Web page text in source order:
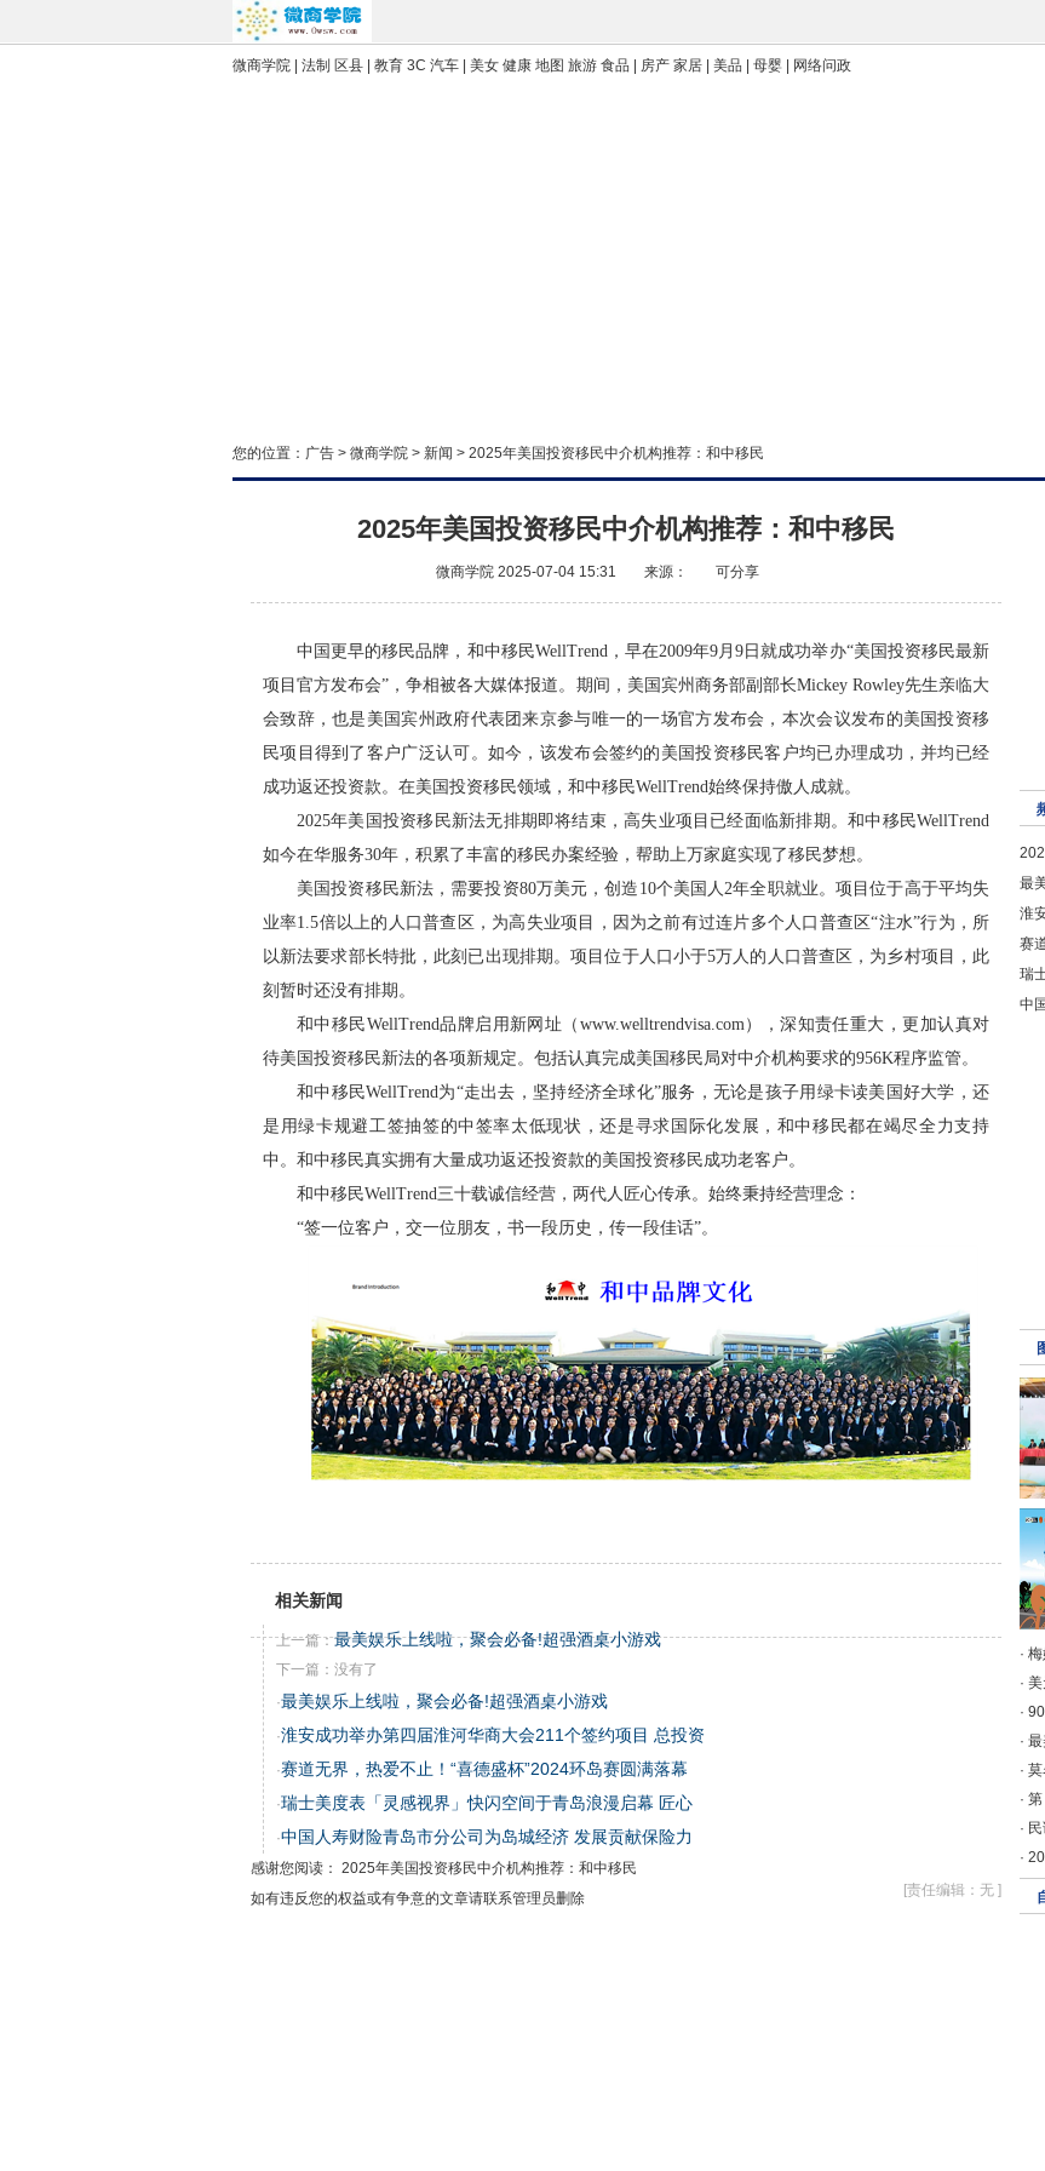
微商学院 | 法制 区县 | 教育 3C 汽车 | 美女 健康 地图 旅游 食品 | 房产 家居 | 美品 | 母婴 | 网络问政
您的位置： 广告 > 微商学院 > 新闻 > 2025年美国投资移民中介机构推荐：和中移民
2025年美国投资移民中介机构推荐：和中移民
微商学院 2025-07-04 15:31 来源： 可分享
中国更早的移民品牌，和中移民WellTrend，早在2009年9月9日就成功举办“美国投资移民最新
项目官方发布会”，争相被各大媒体报道。期间，美国宾州商务部副部长Mickey Rowley先生亲临大
会致辞，也是美国宾州政府代表团来京参与唯一的一场官方发布会，本次会议发布的美国投资移
民项目得到了客户广泛认可。如今，该发布会签约的美国投资移民客户均已办理成功，并均已经
成功返还投资款。在美国投资移民领域，和中移民WellTrend始终保持傲人成就。
2025年美国投资移民新法无排期即将结束，高失业项目已经面临新排期。和中移民WellTrend
如今在华服务30年，积累了丰富的移民办案经验，帮助上万家庭实现了移民梦想。
美国投资移民新法，需要投资80万美元，创造10个美国人2年全职就业。项目位于高于平均失
业率1.5倍以上的人口普查区，为高失业项目，因为之前有过连片多个人口普查区“注水”行为，所
以新法要求部长特批，此刻已出现排期。项目位于人口小于5万人的人口普查区，为乡村项目，此
刻暂时还没有排期。
和中移民WellTrend品牌启用新网址（www.welltrendvisa.com），深知责任重大，更加认真对
待美国投资移民新法的各项新规定。包括认真完成美国移民局对中介机构要求的956K程序监管。
和中移民WellTrend为“走出去，坚持经济全球化”服务，无论是孩子用绿卡读美国好大学，还
是用绿卡规避工签抽签的中签率太低现状，还是寻求国际化发展，和中移民都在竭尽全力支持
中。和中移民真实拥有大量成功返还投资款的美国投资移民成功老客户。
和中移民WellTrend三十载诚信经营，两代人匠心传承。始终秉持经营理念：
“签一位客户，交一位朋友，书一段历史，传一段佳话”。
相关新闻
上一篇：最美娱乐上线啦，聚会必备!超强酒桌小游戏
下一篇：没有了
·最美娱乐上线啦，聚会必备!超强酒桌小游戏
·淮安成功举办第四届淮河华商大会211个签约项目 总投资
·赛道无界，热爱不止！“喜德盛杯”2024环岛赛圆满落幕
·瑞士美度表「灵感视界」快闪空间于青岛浪漫启幕 匠心
·中国人寿财险青岛市分公司为岛城经济 发展贡献保险力
感谢您阅读： 2025年美国投资移民中介机构推荐：和中移民
如有违反您的权益或有争意的文章请联系管理员删除
[责任编辑：无 ]
最
淮
赛
瑞
中
·
·
·
·
·
·
·
·